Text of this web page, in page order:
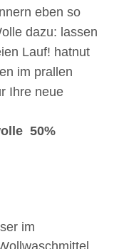
eben so
dazu: lassen
Lauf! hatnut
im prallen
Ihre neue
50%
im